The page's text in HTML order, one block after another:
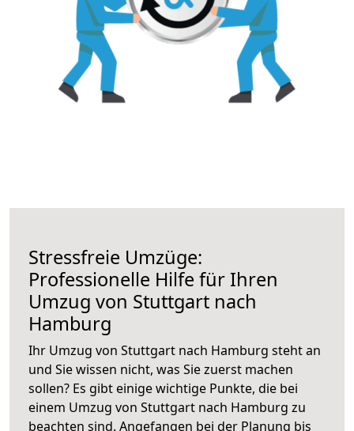
Stressfreie Umzüge:
Professionelle Hilfe für Ihren
Umzug von Stuttgart nach
Hamburg
Ihr Umzug von Stuttgart nach Hamburg steht an
und Sie wissen nicht, was Sie zuerst machen
sollen? Es gibt einige wichtige Punkte, die bei
einem Umzug von Stuttgart nach Hamburg zu
beachten sind. Angefangen bei der Planung bis